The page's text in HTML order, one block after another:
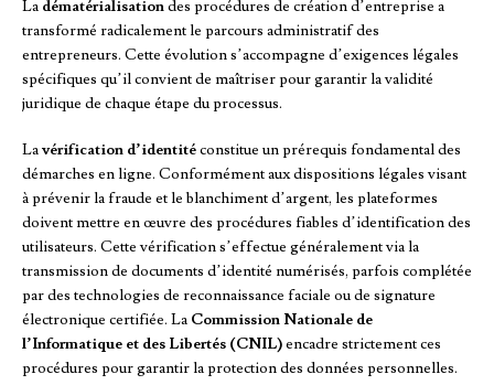
La dématérialisationdes procédures de création d’entreprise a
transformé radicalement le parcours administratif des
entrepreneurs. Cette évolution s’accompagne d’exigences légales
spécifiques qu’il convient de maîtriser pour garantir la validité
juridique de chaque étape du processus.
Lavérification d’identitéconstitue un prérequis fondamental des
démarches en ligne. Conformément aux dispositions légales visant
à prévenir la fraude et le blanchiment d’argent, les plateformes
doivent mettre en œuvre des procédures fiables d’identification des
utilisateurs. Cette vérification s’effectue généralement via la
transmission de documents d’identité numérisés, parfois complétée
par des technologies de reconnaissance faciale ou de signature
électronique certifiée. La Commission Nationale de
l’Informatique et des Libertés (CNIL)encadre strictement ces
procédures pour garantir la protection des données personnelles.